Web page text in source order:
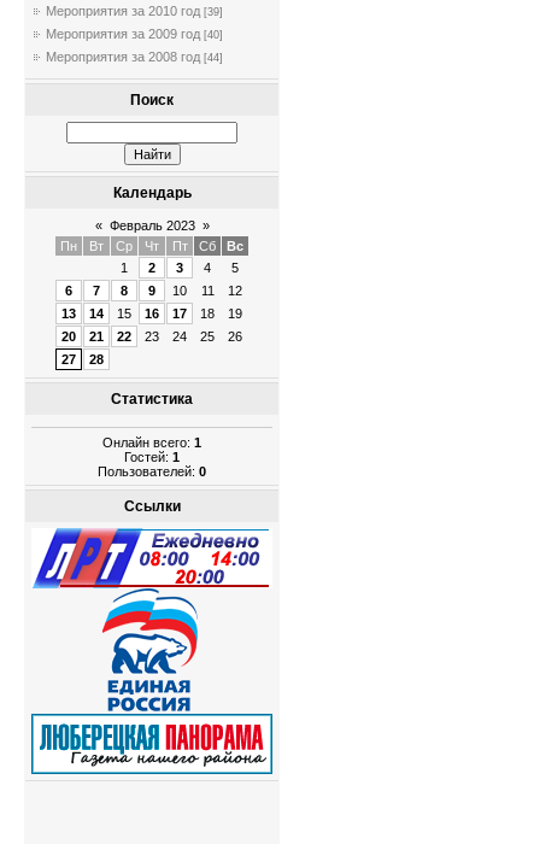
Мероприятия за 2010 год [39]
Мероприятия за 2009 год [40]
Мероприятия за 2008 год [44]
Поиск
Календарь
« Февраль 2023 »
Пн
Вт Ср Чт Пт Сб
Вс
1
2 3 4
5
6
7 8 9 10 11
12
13
14 15 16 17 18
19
20
21 22 23 24 25
26
27
28
Статистика
Онлайн всего: 1
Гостей: 1
Пользователей: 0
Ссылки